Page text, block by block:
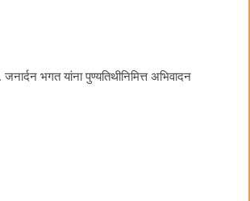
भगत यांना पुण्यतिथीनिमित्त अभिवादन